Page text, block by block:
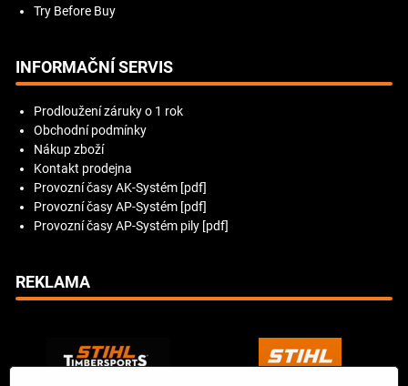
Try Before Buy
INFORMAČNÍ SERVIS
Prodloužení záruky o 1 rok
Obchodní podmínky
Nákup zboží
Kontakt prodejna
Provozní časy AK-Systém [pdf]
Provozní časy AP-Systém [pdf]
Provozní časy AP-Systém pily [pdf]
REKLAMA